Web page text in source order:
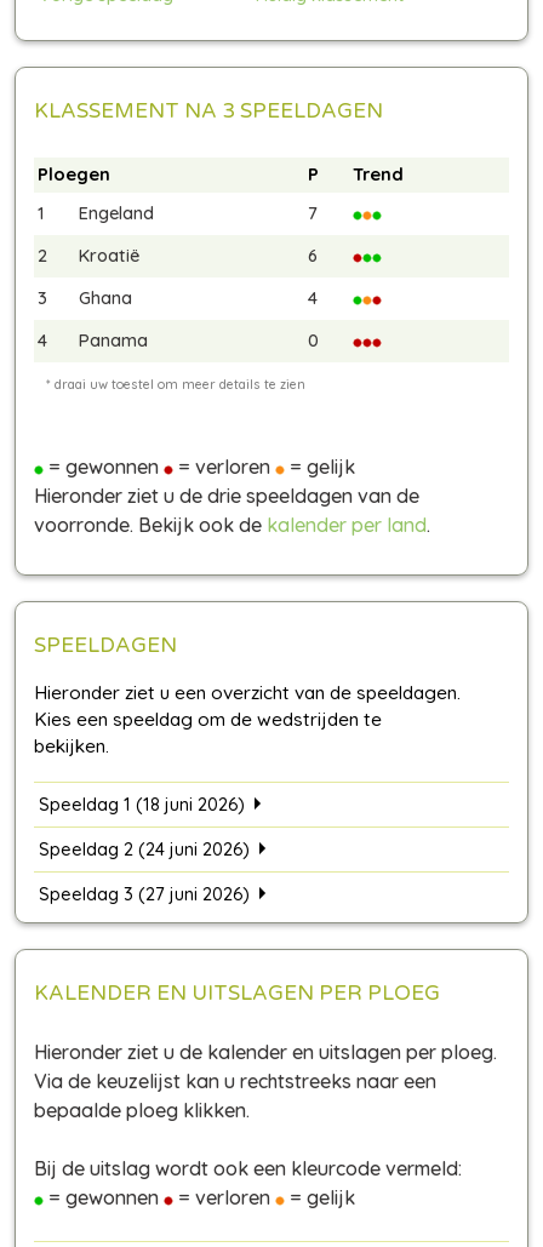
KLASSEMENT NA 3 SPEELDAGEN
Ploegen P
Trend
1
Engeland
7
2
Kroatië
6
3
Ghana
4
4
Panama 0
= gewonnen = verloren
= gelijk
Hieronder ziet u de drie speeldagen van de
voorronde. Bekijk ook de kalender per land.
SPEELDAGEN
Speeldag 1 (18 juni 2026)
Speeldag 2 (24 juni 2026)
Speeldag 3 (27 juni 2026)
KALENDER EN UITSLAGEN PER PLOEG
Hieronder ziet u de kalender en uitslagen per ploeg.
Via de keuzelijst kan u rechtstreeks naar een
bepaalde ploeg klikken.
Bij de uitslag wordt ook een kleurcode vermeld:
= gewonnen
= verloren = gelijk